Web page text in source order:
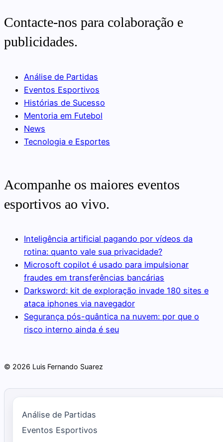
Contacte-nos para colaboração e
publicidades.
Análise de Partidas
Eventos Esportivos
Histórias de Sucesso
Mentoria em Futebol
News
Tecnologia e Esportes
Acompanhe os maiores eventos
esportivos ao vivo.
Inteligência artificial pagando por vídeos da
rotina: quanto vale sua privacidade?
Microsoft copilot é usado para impulsionar
fraudes em transferências bancárias
Darksword: kit de exploração invade 180 sites e
ataca iphones via navegador
Segurança pós-quântica na nuvem: por que o
risco interno ainda é seu
© 2026 Luis Fernando Suarez
Análise de Partidas
Eventos Esportivos